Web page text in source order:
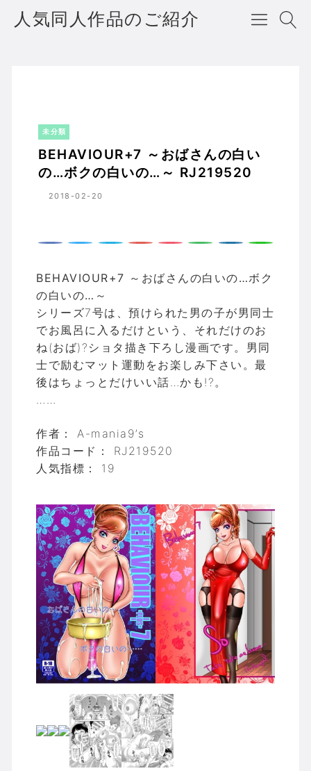
人気同人作品のご紹介
未分類
BEHAVIOUR+7 ～おばさんの白い
の…ボクの白いの…～ RJ219520
2018-02-20
BEHAVIOUR+7 ～おばさんの白いの…ボク
の白いの…～
シリーズ7号は、預けられた男の子が男同士
でお風呂に入るだけという、それだけのお
ね(おば)?ショタ描き下ろし漫画です。男同
士で励むマット運動をお楽しみ下さい。最
後はちょっとだけいい話…かも!?。
……
作者： A-mania9’s
作品コード： RJ219520
人気指標： 19